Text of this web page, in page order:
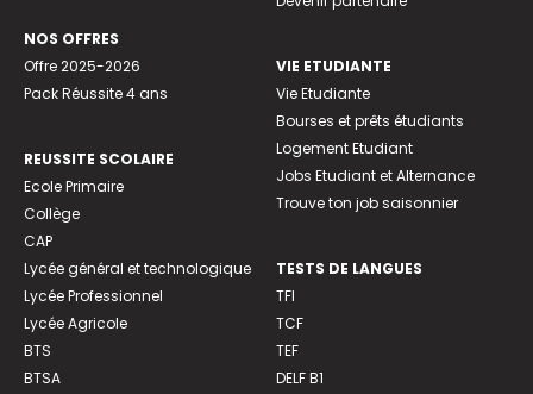
NOS OFFRES
Offre 2025-2026
Pack Réussite 4 ans
REUSSITE SCOLAIRE
Ecole Primaire
Collège
CAP
Lycée général et technologique
Lycée Professionnel
Lycée Agricole
BTS
BTSA
VIE ETUDIANTE
Vie Etudiante
Bourses et prêts étudiants
Logement Etudiant
Jobs Etudiant et Alternance
Trouve ton job saisonnier
TESTS DE LANGUES
TFI
TCF
TEF
DELF B1